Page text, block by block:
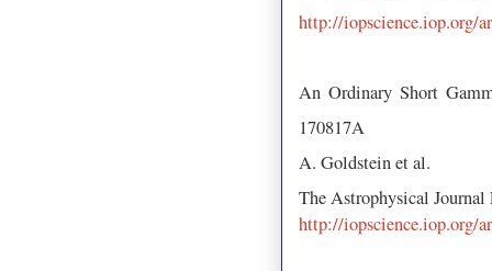
http://iopscience.iop.org/
An Ordinary Short
170817A
A. Goldstein et al.
The Astrophysical
http://iopscience.iop.org/